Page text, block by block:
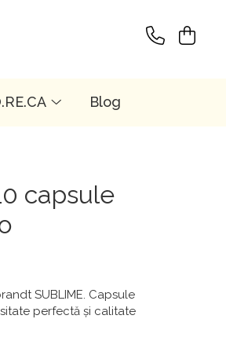
Blog
capsule
SUBLIME. Capsule
perfectă și calitate